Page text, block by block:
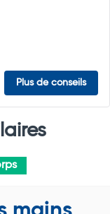
Plus de conseils